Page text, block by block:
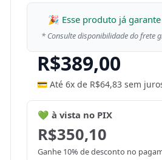
🎉 Esse produto já garante
* Consulte disponibilidade do frete
R$389,00
💳 Até 6x de R$64,83 sem
💚 à vista no PIX
R$350,10
Ganhe 10% de desconto no